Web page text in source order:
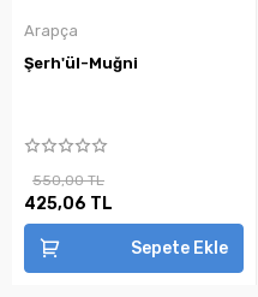
Arapça
Şerh'ül-Muğni
550,00 TL
425,06 TL
Sepete Ekle